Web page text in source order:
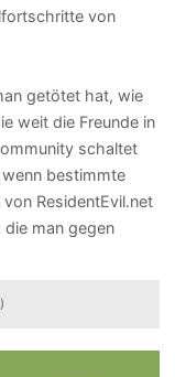
von
getötet hat, wie
weit die Freunde in
schaltet
bestimmte
ResidentEvil.net
man gegen